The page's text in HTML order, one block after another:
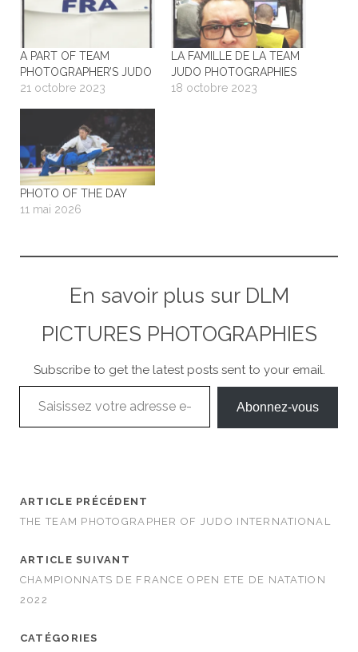
A PART OF TEAM
PHOTOGRAPHER’S JUDO
21 octobre 2023
LA FAMILLE DE LA TEAM
JUDO PHOTOGRAPHIES
18 octobre 2023
PHOTO OF THE DAY
11 mai 2026
En savoir plus sur DLM
PICTURES PHOTOGRAPHIES
Subscribe to get the latest posts sent to your email.
Saisissez votre adresse e-mail…
Abonnez-vous
ARTICLE PRÉCÉDENT
THE TEAM PHOTOGRAPHER OF JUDO INTERNATIONAL
ARTICLE SUIVANT
CHAMPIONNATS DE FRANCE OPEN ETE DE NATATION
2022
CATÉGORIES